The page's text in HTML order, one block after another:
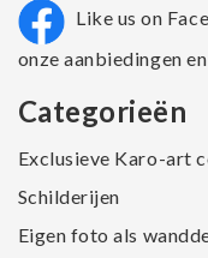
Like us on
onze aanbiedingen
Categorieën
Exclusieve Karo-art
Schilderijen
Eigen foto als